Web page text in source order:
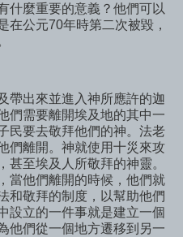
什麼重要的意義？他們可以
在公元70年時第二次被毀，
帶出來並進入神所應許的迦
們需要離開埃及地的其中一
民要去敬拜他們的神。法老
們離開。神就使用十災來攻
甚至埃及人所敬拜的神靈。
當他們離開的時候，他們就
和敬拜的制度，以幫助他們
設立的一件事就是建立一個
他們從一個地方遷移到另一